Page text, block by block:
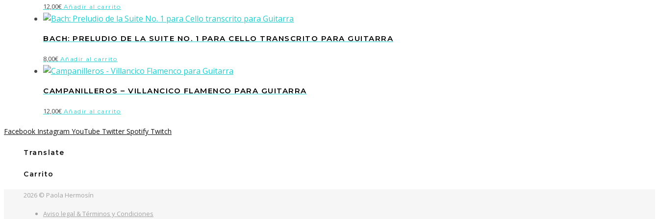
12,00€ Añadir al carrito
BACH: PRELUDIO DE LA SUITE NO. 1 PARA CELLO TRANSCRITO PARA GUITARRA
8,00€ Añadir al carrito
CAMPANILLEROS – VILLANCICO FLAMENCO PARA GUITARRA
12,00€ Añadir al carrito
Facebook Instagram YouTube Twitter Spotify Twitch
Translate
Carrito
2026 © Paola Hermosín
Aviso legal & Términos y Condiciones